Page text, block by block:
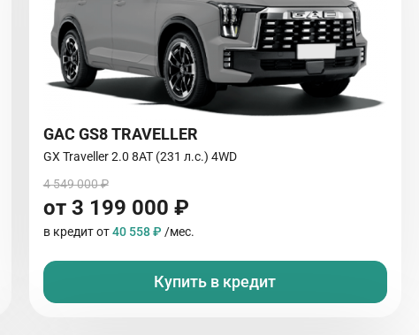
GAC GS8 TRAVELLER
GX Traveller 2.0 8AT (231 л.с.) 4WD
4 549 000 ₽
от 3 199 000 ₽
в кредит от40 558 ₽ /мес.
Купить в кредит